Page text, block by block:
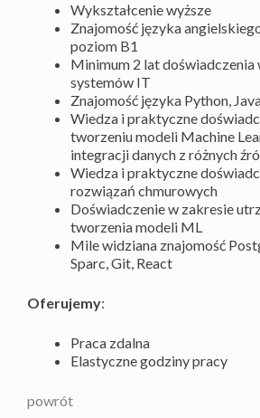
Wykształcenie wyższe
Znajomość języka
poziom B1
Minimum 2 lat doświadczenia
systemów IT
Znajomość języka Python,
Wiedza i praktyczne
tworzeniu modeli Machine
integracji danych z różnych
Wiedza i praktyczne
rozwiązań chmurowych
Doświadczenie w zakresie
tworzenia modeli ML
Mile widziana znajomość
Sparc, Git, React
Oferujemy:
Praca zdalna
Elastyczne godziny pracy
powrót